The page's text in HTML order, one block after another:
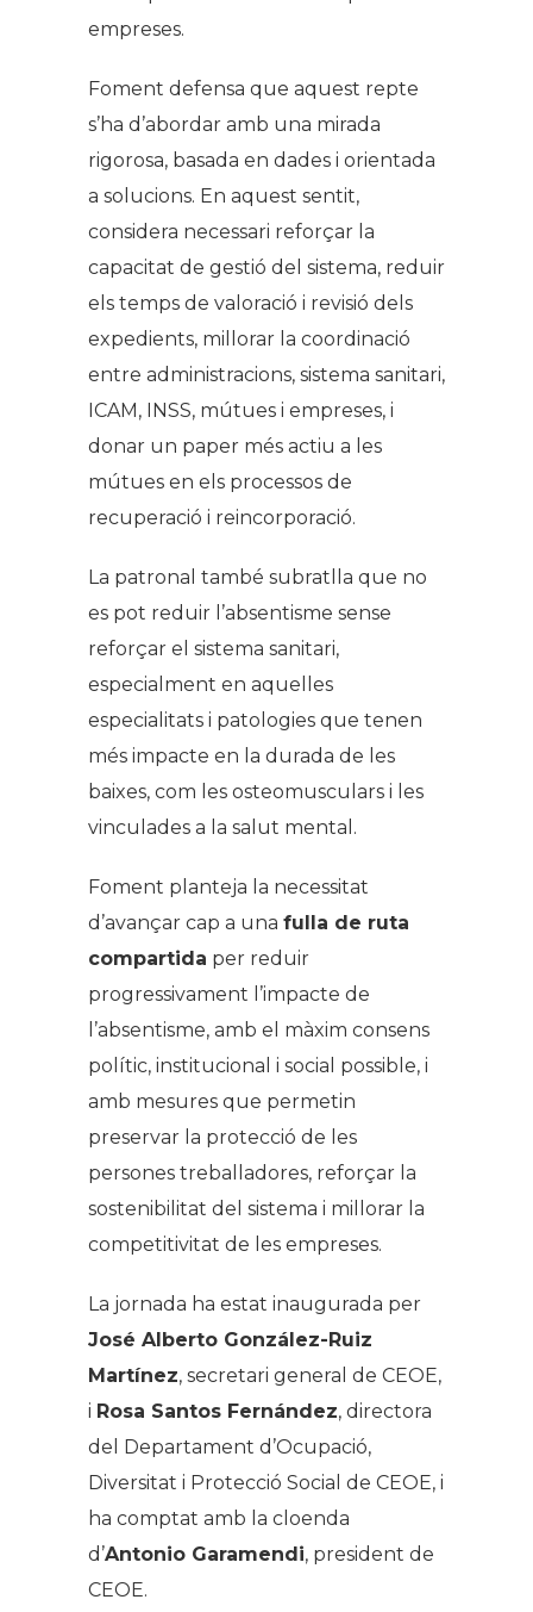
empreses.
Foment defensa que aquest repte
s’ha d’abordar amb una mirada
rigorosa, basada en dades i orientada
a solucions. En aquest sentit,
considera necessari reforçar la
capacitat de gestió del sistema, reduir
els temps de valoració i revisió dels
expedients, millorar la coordinació
entre administracions, sistema sanitari,
ICAM, INSS, mútues i empreses, i
donar un paper més actiu a les
mútues en els processos de
recuperació i reincorporació.
La patronal també subratlla que no
es pot reduir l’absentisme sense
reforçar el sistema sanitari,
especialment en aquelles
especialitats i patologies que tenen
més impacte en la durada de les
baixes, com les osteomusculars i les
vinculades a la salut mental.
Foment planteja la necessitat
d’avançar cap a una fulla de ruta
compartida per reduir
progressivament l’impacte de
l’absentisme, amb el màxim consens
polític, institucional i social possible, i
amb mesures que permetin
preservar la protecció de les
persones treballadores, reforçar la
sostenibilitat del sistema i millorar la
competitivitat de les empreses.
La jornada ha estat inaugurada per
José Alberto González-Ruiz
Martínez, secretari general de CEOE,
i Rosa Santos Fernández, directora
del Departament d’Ocupació,
Diversitat i Protecció Social de CEOE, i
ha comptat amb la cloenda
d’Antonio Garamendi, president de
CEOE.